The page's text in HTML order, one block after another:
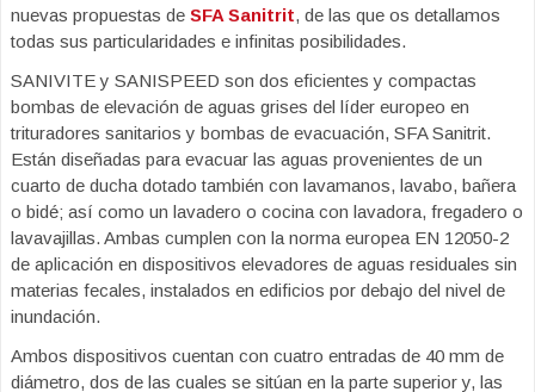
nuevas propuestas de SFA Sanitrit, de las que os detallamos
todas sus particularidades e infinitas posibilidades.
SANIVITE y SANISPEED son dos eficientes y compactas
bombas de elevación de aguas grises del líder europeo en
trituradores sanitarios y bombas de evacuación, SFA Sanitrit.
Están diseñadas para evacuar las aguas provenientes de un
cuarto de ducha dotado también con lavamanos, lavabo, bañera
o bidé; así como un lavadero o cocina con lavadora, fregadero o
lavavajillas. Ambas cumplen con la norma europea EN 12050-2
de aplicación en dispositivos elevadores de aguas residuales sin
materias fecales, instalados en edificios por debajo del nivel de
inundación.
Ambos dispositivos cuentan con cuatro entradas de 40 mm de
diámetro, dos de las cuales se sitúan en la parte superior y, las